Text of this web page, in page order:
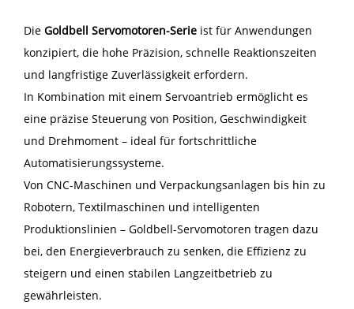
Die Goldbell Servomotoren-Serie ist für Anwendungen
konzipiert, die hohe Präzision, schnelle Reaktionszeiten
und langfristige Zuverlässigkeit erfordern.
In Kombination mit einem Servoantrieb ermöglicht es
eine präzise Steuerung von Position, Geschwindigkeit
und Drehmoment – ideal für fortschrittliche
Automatisierungssysteme.
Von CNC-Maschinen und Verpackungsanlagen bis hin zu
Robotern, Textilmaschinen und intelligenten
Produktionslinien – Goldbell-Servomotoren tragen dazu
bei, den Energieverbrauch zu senken, die Effizienz zu
steigern und einen stabilen Langzeitbetrieb zu
gewährleisten.